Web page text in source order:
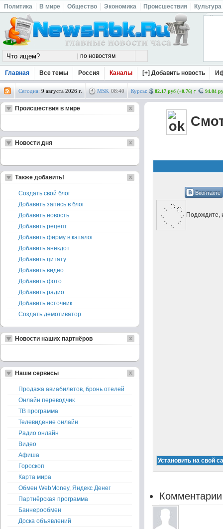
Политика В мире Общество Экономика Происшествия Культура
Главная Все темы Россия Каналы [+] Добавить новость
Сегодня: 9 августа 2026 г. MSK 08:40 Курсы: 82.17 руб (+0.76) 94.84
Вконтакте
Подождите,
Происшествия в мире
Новости дня
Также добавить!
Создать свой блог
Добавить запись в блог
Добавить новость
Добавить рецепт
Добавить фирму в каталог
Добавить анекдот
Добавить цитату
Добавить видео
Добавить фото
Добавить радио
Добавить источник
Создать демотиватор
Новости наших партнёров
Наши сервисы
Продажа авиабилетов, бронь отелей
Онлайн переводчик
ТВ программа
Телевидение онлайн
Радио онлайн
Видео
Афиша
Гороскоп
Карта мира
Обмен WebMoney, Яндекс Денег
Партнёрская программа
Баннерообмен
Доска объявлений